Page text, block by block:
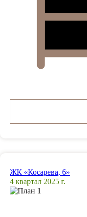
ЖК «Косарева, 6»
4 квартал 2025 г.